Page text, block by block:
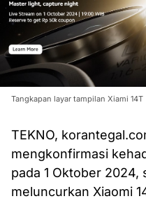
Tangkapan layar tampilan Xiami 14T
TEKNO,
mengkonfirmasi
pada 1 Oktober 2024,
meluncurkan Xiaomi